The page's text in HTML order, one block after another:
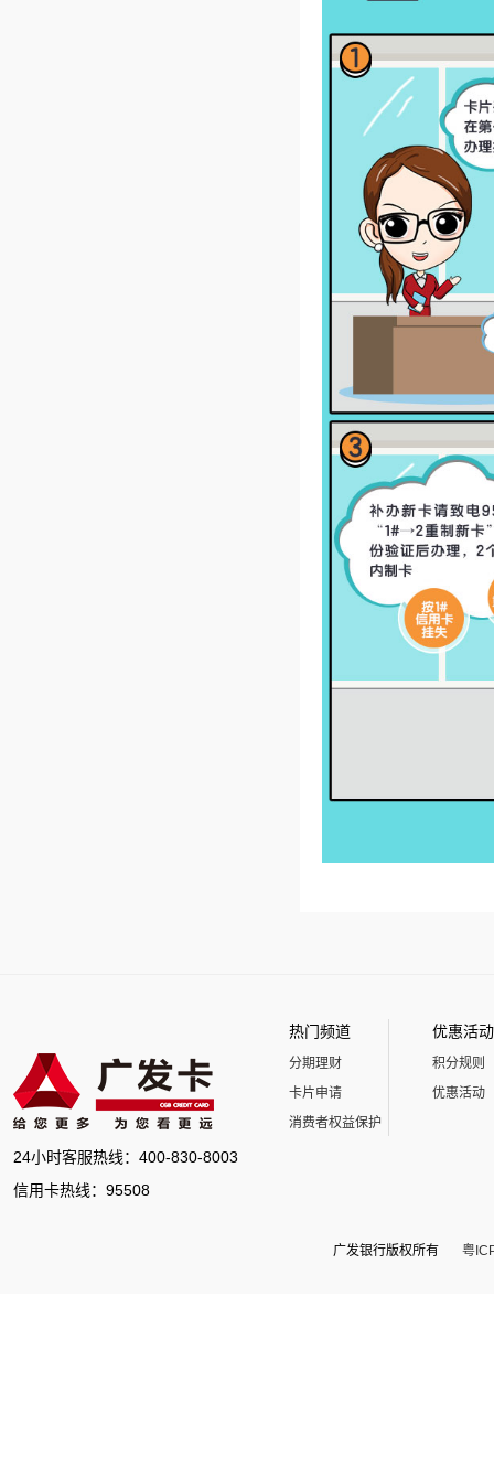
24小时客服热线：400-830-8003
信用卡热线：95508
热门频道
分期理财
卡片申请
消费者权益保护
优惠活动
积分规则
优惠活动
广发银行版权所有 粤